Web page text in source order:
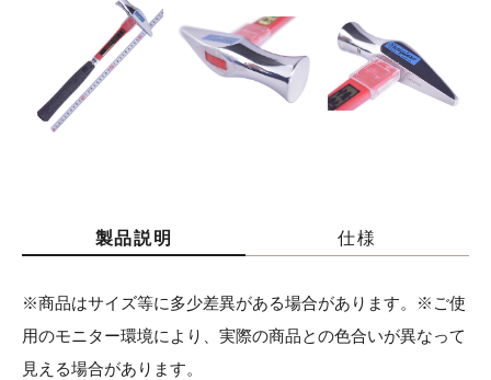
製品説明 仕様
※商品はサイズ等に多少差異がある場合があります。※ご使
用のモニター環境により、実際の商品との色合いが異なって
見える場合があります。